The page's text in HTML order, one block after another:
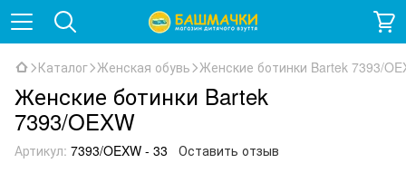
Каталог Женская обувь Женские ботинки Bartek 7393/
Женские ботинки Bartek
7393/OEXW
Артикул: 7393/OEXW - 33 Оставить отзыв